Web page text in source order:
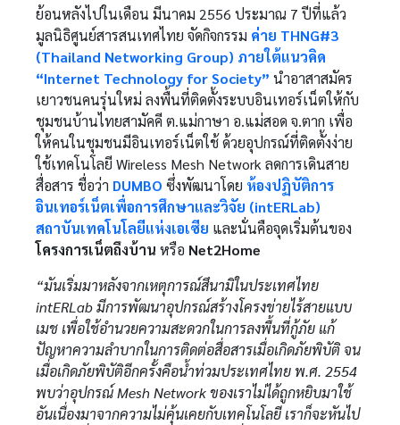
ย้อนหลังไปในเดือน มีนาคม 2556 ประมาณ 7 ปีที่แล้ว
มูลนิธิศูนย์สารสนเทศไทย จัดกิจกรรม ค่าย THNG#3
(Thailand Networking Group) ภายใต้แนวคิด
“Internet Technology for Society” นำอาสาสมัคร
เยาวชนคนรุ่นใหม่ ลงพื้นที่ติดตั้งระบบอินเทอร์เน็ตให้กับ
ชุมชนบ้านไทยสามัคคี ต.แม่กาษา อ.แม่สอด จ.ตาก เพื่อ
ให้คนในชุมชนมีอินเทอร์เน็ตใช้ ด้วยอุปกรณ์ที่ติดตั้งง่าย
ใช้เทคโนโลยี Wireless Mesh Network ลดการเดินสาย
สื่อสาร ชื่อว่า DUMBO ซึ่งพัฒนาโดย ห้องปฏิบัติการ
อินเทอร์เน็ตเพื่อการศึกษาและวิจัย (intERLab)
สถาบันเทคโนโลยีแห่งเอเซีย และนั่นคือจุดเริ่มต้นของ
โครงการเน็ตถึงบ้านหรือ Net2Home
“มันเริ่มมาหลังจากเหตุการณ์สึนามิในประเทศไทย
intERLab มีการพัฒนาอุปกรณ์สร้างโครงข่ายไร้สายแบบ
เมช เพื่อใช้อำนวยความสะดวกในการลงพื้นที่กู้ภัย แก้
ปัญหาความลำบากในการติดต่อสื่อสารเมื่อเกิดภัยพิบัติ จน
เมื่อเกิดภัยพิบัติอีกครั้งคือน้ำท่วมประเทศไทย พ.ศ. 2554
พบว่าอุปกรณ์ Mesh Network ของเราไม่ได้ถูกหยิบมาใช้
อันเนื่องมาจากความไม่คุ้นเคยกับเทคโนโลยี เราก็จะหันไป